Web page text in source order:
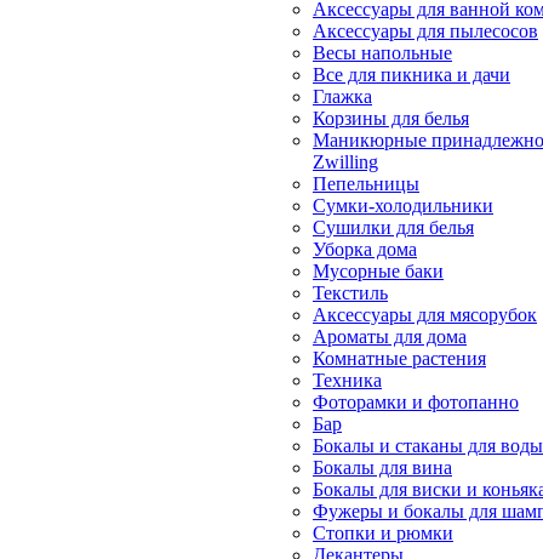
Аксессуары для ванной
Аксессуары для пылесосов
Весы напольные
Все для пикника и дачи
Глажка
Корзины для белья
Маникюрные
Zwilling
Пепельницы
Сумки-холодильники
Сушилки для белья
Уборка дома
Мусорные баки
Текстиль
Аксессуары для мясорубок
Ароматы для дома
Комнатные растения
Техника
Фоторамки и фотопанно
Бар
Бокалы и стаканы для воды
Бокалы для вина
Бокалы для виски и
Фужеры и бокалы для
Стопки и рюмки
Декантеры